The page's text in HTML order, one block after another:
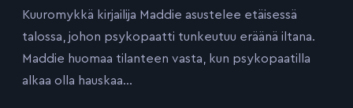
Kuuromykkä kirjailija Maddie asustelee etäisessä
talossa, johon psykopaatti tunkeutuu eräänä iltana.
Maddie huomaa tilanteen vasta, kun psykopaatilla
alkaa olla hauskaa…